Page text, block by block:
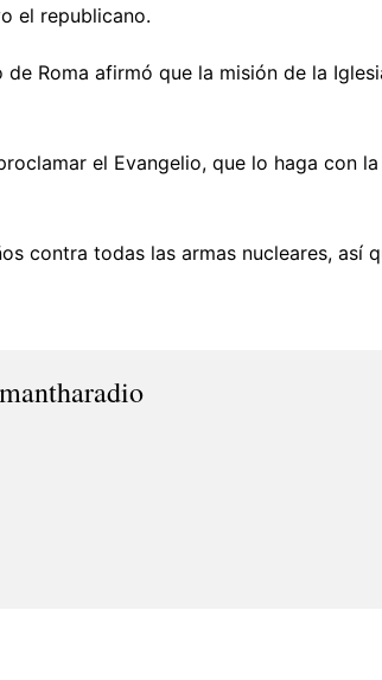
el republicano.
Roma afirmó que la misión de la
el Evangelio, que lo haga con
contra todas las armas nucleares, así